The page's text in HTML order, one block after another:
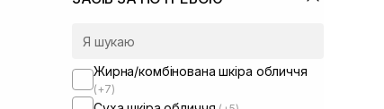
Жирна/комбінована шкіра обличчя
(+7)